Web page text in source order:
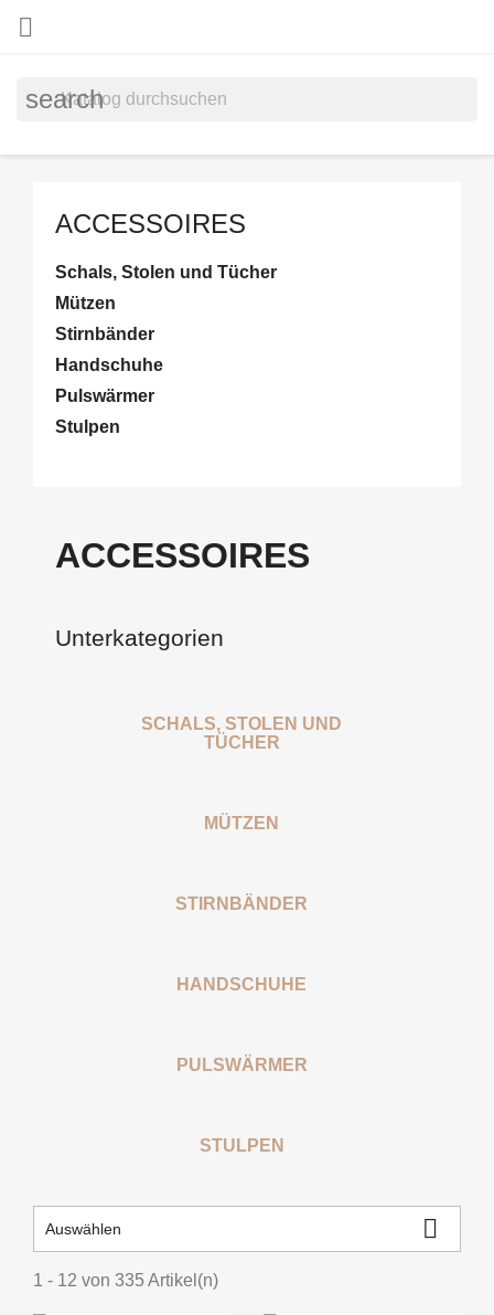

search
ACCESSOIRES
Schals, Stolen und Tücher
Mützen
Stirnbänder
Handschuhe
Pulswärmer
Stulpen
ACCESSOIRES
Unterkategorien
SCHALS, STOLEN UND
TÜCHER
MÜTZEN
STIRNBÄNDER
HANDSCHUHE
PULSWÄRMER
STULPEN
Auswählen 
1 - 12 von 335 Artikel(n)